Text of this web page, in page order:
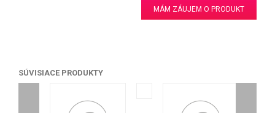
MÁM ZÁUJEM O PRODUKT
SÚVISIACE PRODUKTY